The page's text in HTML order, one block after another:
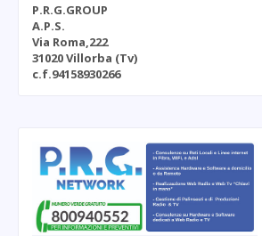
P.R.G.GROUP
A.P.S.
Via Roma,222
31020 Villorba (Tv)
c.f.94158930266